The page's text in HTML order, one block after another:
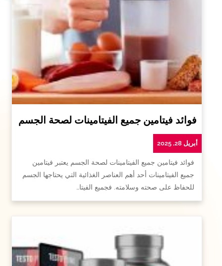
فوائد فيتامين جميع الفيتامينات لصحة الجسم
أبريل 28, 2025
فوائد فيتامين جميع الفيتامينات لصحة الجسم يعتبر فيتامين
جميع الفيتامينات أحد أهم العناصر الغذائية التي يحتاجها الجسم
للحفاظ على صحته وسلامته. فجميع الفيتا…